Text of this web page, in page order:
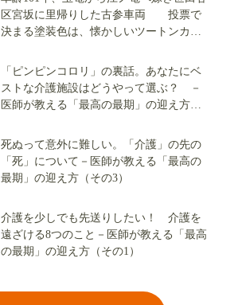
区宮坂に里帰りした古参車両 投票で
決まる塗装色は、懐かしいツートンカラ
「ピンピンコロリ」の裏話。あなたにベ
ストな介護施設はどうやって選ぶ？ －
医師が教える「最高の最期」の迎え方
死ぬって意外に難しい。「介護」の先の
「死」について－医師が教える「最高の
最期」の迎え方（その3）
介護を少しでも先送りしたい！ 介護を
遠ざける8つのこと－医師が教える「最高
の最期」の迎え方（その1）